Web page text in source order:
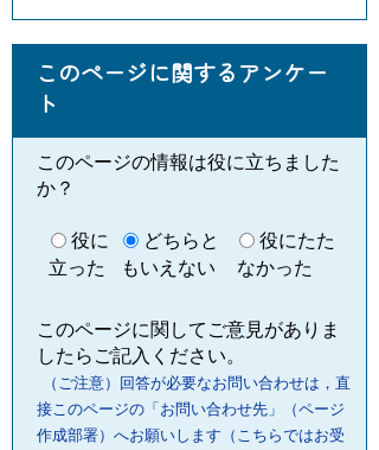
このページに関するアンケー
ト
このページの情報は役に立ちました
か？
役に
立った
どちらと
もいえない
役にたた
なかった
このページに関してご意見がありま
したらご記入ください。
（ご注意）回答が必要なお問い合わせは，直
接このページの「お問い合わせ先」（ページ
作成部署）へお願いします（こちらではお受